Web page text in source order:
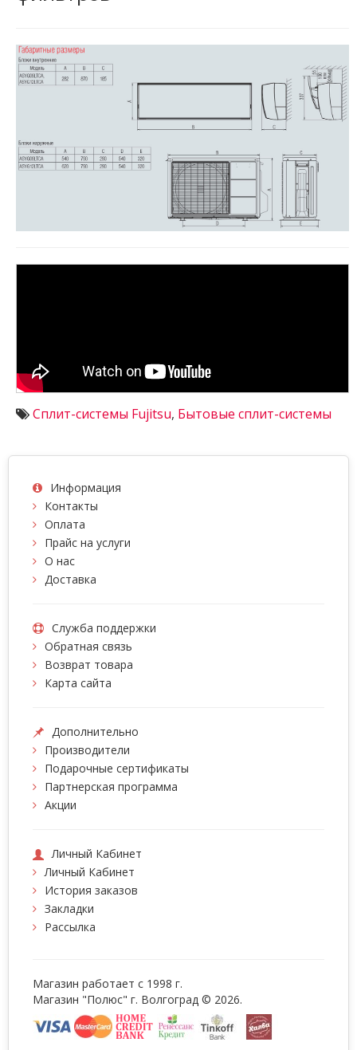
Сплит-системы Fujitsu, Бытовые сплит-системы
Информация
Контакты
Оплата
Прайс на услуги
О нас
Доставка
Служба поддержки
Обратная связь
Возврат товара
Карта сайта
Дополнительно
Производители
Подарочные сертификаты
Партнерская программа
Акции
Личный Кабинет
Личный Кабинет
История заказов
Закладки
Рассылка
Магазин работает с 1998 г.
Магазин "Полюс" г. Волгоград © 2026.